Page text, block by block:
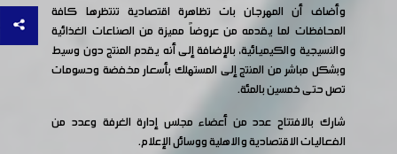
وأضاف أن المهرجان بات تظاهرة اقتصادية تنتظرها كافة
المحافظات لما يقدمه من عروضاً مميزة من الصناعات الغذائية
والنسيجية والكيميائية، بالإضافة إلى أنه يقدم المنتج دون وسيط
وبشكل مباشر من المنتج إلى المستهلك بأسعار مخفضة وحسومات
تصل حتى خمسين بالمئة.
شارك بالافتتاح عدد من أعضاء مجلس إدارة الغرفة وعدد من
الفعاليات الاقتصادية والاهلية ووسائل الإعلام.